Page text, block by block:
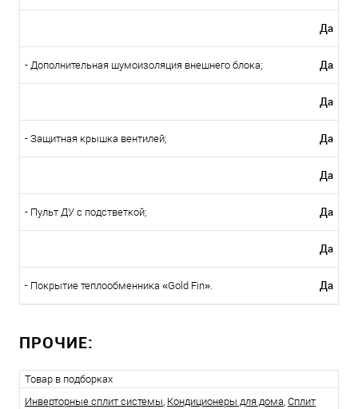
Да
- Дополнительная шумоизоляция внешнего блока; Да
Да
- Защитная крышка вентилей; Да
Да
- Пульт ДУ с подстветкой; Да
Да
- Покрытие теплообменника «Gold Fin». Да
ПРОЧИЕ:
Товар в подборках
Инверторные сплит системы, Кондиционеры для дома, Сплит